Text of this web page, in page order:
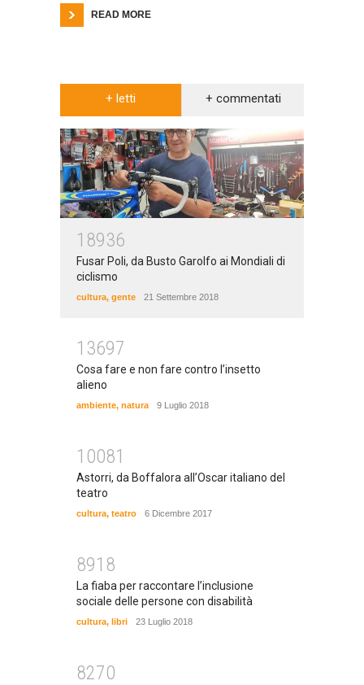
READ MORE
+ letti + commentati
18936
Fusar Poli, da Busto Garolfo ai Mondiali di
ciclismo
cultura, gente 21 Settembre 2018
13697
Cosa fare e non fare contro l’insetto
alieno
ambiente, natura 9 Luglio 2018
10081
Astorri, da Boffalora all’Oscar italiano del
teatro
cultura, teatro 6 Dicembre 2017
8918
La fiaba per raccontare l’inclusione
sociale delle persone con disabilità
cultura, libri 23 Luglio 2018
8270